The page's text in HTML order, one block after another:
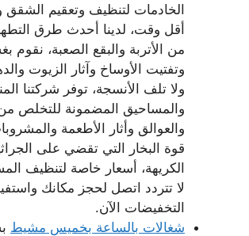
الخادمات لتنظيف وتعقيم الشقق
أقل وقت، لدينا أحدث طرق
من الأتربة والبقع الصعبة، نقوم
وتفتيت الأوساخ وآثار الزيوت
ولا تلف الأنسجة، توفر شركتنا
والمساحيق المضمونة للتخلص من
والعوالق وأثار الأطعمة
قوة البخار التي تقضي على
الكريهة، أسعار خاصة لتنظيف
لا تتردد اتصل لحجز مكانك
التخفيضات الآن.
شغالات بالساعة بخميس مشيط